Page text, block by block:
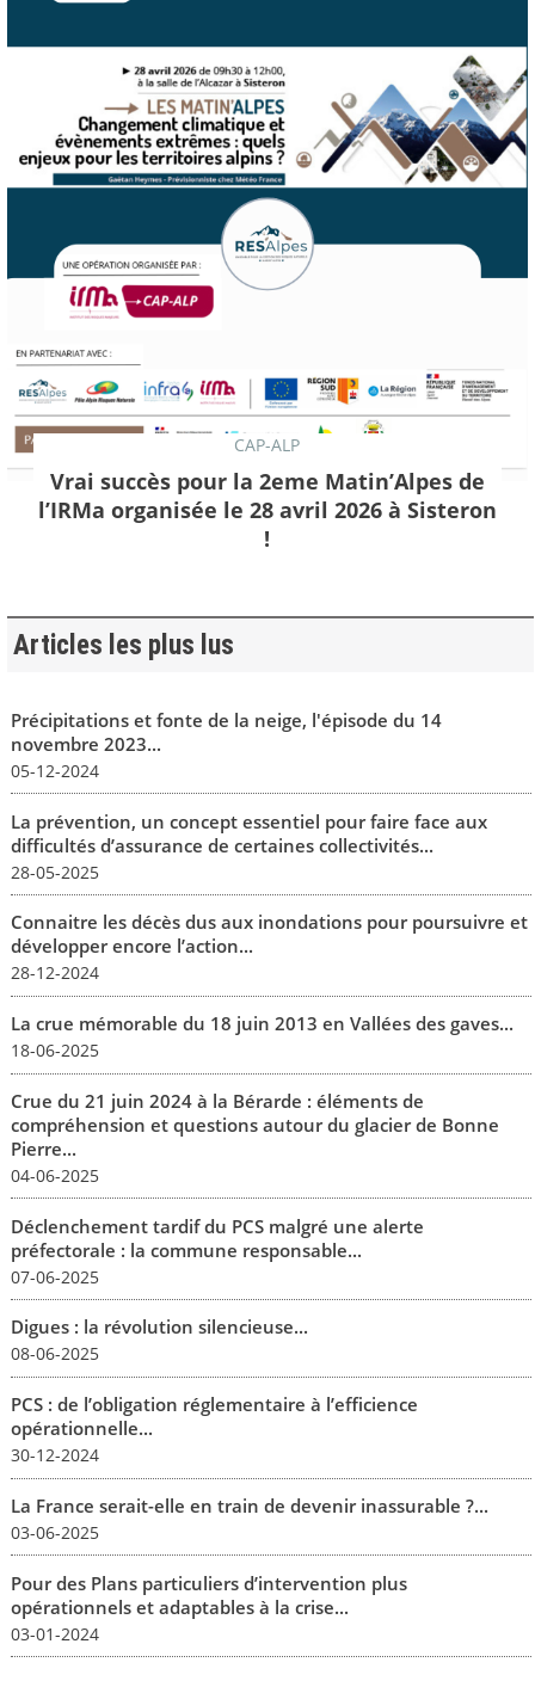
CAP-ALP
Vrai succès pour la 2eme Matin’Alpes de
l’IRMa organisée le 28 avril 2026 à Sisteron
!
Articles les plus lus
Précipitations et fonte de la neige, l'épisode du 14
novembre 2023...
05-12-2024
La prévention, un concept essentiel pour faire face aux
difficultés d’assurance de certaines collectivités...
28-05-2025
Connaitre les décès dus aux inondations pour poursuivre et
développer encore l’action...
28-12-2024
La crue mémorable du 18 juin 2013 en Vallées des gaves...
18-06-2025
Crue du 21 juin 2024 à la Bérarde : éléments de
compréhension et questions autour du glacier de Bonne
Pierre...
04-06-2025
Déclenchement tardif du PCS malgré une alerte
préfectorale : la commune responsable...
07-06-2025
Digues : la révolution silencieuse...
08-06-2025
PCS : de l’obligation réglementaire à l’efficience
opérationnelle...
30-12-2024
La France serait-elle en train de devenir inassurable ?...
03-06-2025
Pour des Plans particuliers d’intervention plus
opérationnels et adaptables à la crise...
03-01-2024